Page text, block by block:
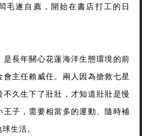
毛遂自薦，開始在書店打工的日
是長年關心花蓮海洋生態環境的前
主任賴威任。兩人因為搶救七星
久生下了壯壯，才知道壯壯是慢
王子，需要相當多的運動、隨時補
生活。